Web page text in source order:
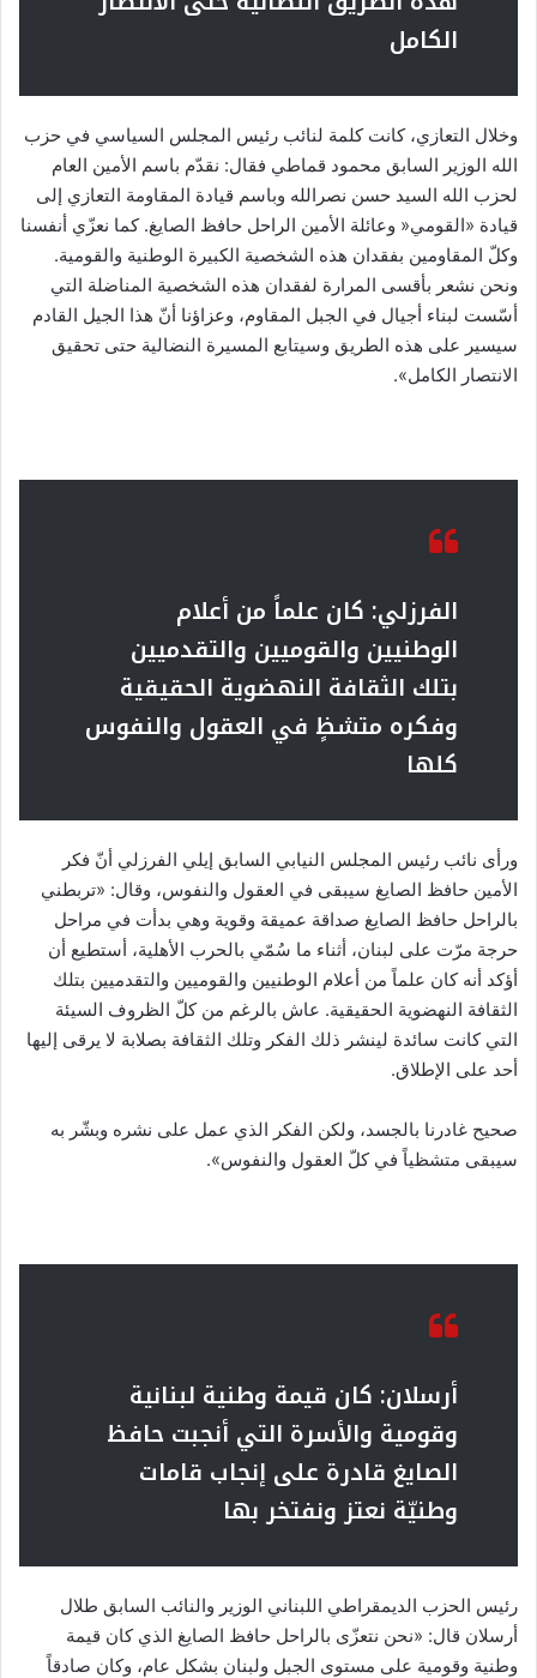
الكامل
وخلال التعازي، كانت كلمة لنائب رئيس المجلس السياسي في حزب
الله الوزير السابق محمود قماطي فقال: نقدّم باسم الأمين العام
لحزب الله السيد حسن نصرالله وباسم قيادة المقاومة التعازي إلى
قيادة «القومي« وعائلة الأمين الراحل حافظ الصايغ. كما نعزّي أنفسنا
وكلّ المقاومين بفقدان هذه الشخصية الكبيرة الوطنية والقومية.
ونحن نشعر بأقسى المرارة لفقدان هذه الشخصية المناضلة التي
أسّست لبناء أجيال في الجبل المقاوم، وعزاؤنا أنّ هذا الجيل القادم
سيسير على هذه الطريق وسيتابع المسيرة النضالية حتى تحقيق
الانتصار الكامل».
الفرزلي: كان علماً من أعلام
الوطنيين والقوميين والتقدميين
بتلك الثقافة النهضوية الحقيقية
وفكره متشظٍ في العقول والنفوس
كلها
ورأى نائب رئيس المجلس النيابي السابق إيلي الفرزلي أنّ فكر
الأمين حافظ الصايغ سيبقى في العقول والنفوس، وقال: «تربطني
بالراحل حافظ الصايغ صداقة عميقة وقوية وهي بدأت في مراحل
حرجة مرّت على لبنان، أثناء ما سُمّي بالحرب الأهلية، أستطيع أن
أؤكد أنه كان علماً من أعلام الوطنيين والقوميين والتقدميين بتلك
الثقافة النهضوية الحقيقية. عاش بالرغم من كلّ الظروف السيئة
التي كانت سائدة لينشر ذلك الفكر وتلك الثقافة بصلابة لا يرقى إليها
أحد على الإطلاق.
صحيح غادرنا بالجسد، ولكن الفكر الذي عمل على نشره وبشّر به
سيبقى متشظياً في كلّ العقول والنفوس».
أرسلان: كان قيمة وطنية لبنانية
وقومية والأسرة التي أنجبت حافظ
الصايغ قادرة على إنجاب قامات
وطنيّة نعتز ونفتخر بها
رئيس الحزب الديمقراطي اللبناني الوزير والنائب السابق طلال
أرسلان قال: «نحن نتعزّى بالراحل حافظ الصايغ الذي كان قيمة
وطنية وقومية على مستوى الجبل ولبنان بشكل عام، وكان صادقاً